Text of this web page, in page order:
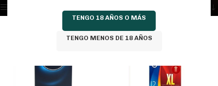
TENGO 18 AÑOS O MÁS
TENGO MENOS DE 18 AÑOS